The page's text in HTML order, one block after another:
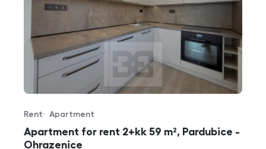
Apartment for rent 2+kk 59 m², Pardubice -
Ohrazenice
Offer type
Rent
Property type
Apartment